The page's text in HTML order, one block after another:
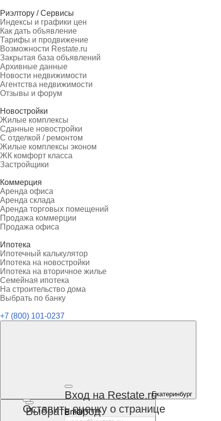
Риэлтору / Сервисы
Индексы и графики цен
Как дать объявление
Тарифы и продвижение
Возможности Restate.ru
Закрытая база объявлений
Архивные данные
Новости недвижимости
Агентства недвижимости
Отзывы и форум
Новостройки
Жилые комплексы
Сданные новостройки
С отделкой / ремонтом
Жилые комплексы эконом
ЖК комфорт класса
Застройщики
Коммерция
Аренда офиса
Аренда склада
Аренда торговых помещений
Продажа коммерции
Продажа офиса
Ипотека
Ипотечный калькулятор
Ипотека на новостройки
Ипотека на вторичное жилье
Семейная ипотека
На строительство дома
Выбрать по банку
+7 (800) 101-0237
Екатеринбург
Выбрать город
Вход на Restate.ru
Email
Оставить оценку о странице